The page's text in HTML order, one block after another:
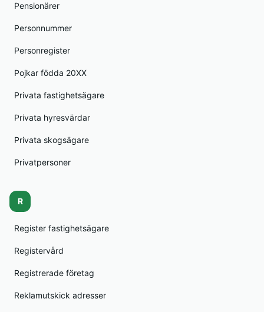
Pensionärer
Personnummer
Personregister
Pojkar födda 20XX
Privata fastighetsägare
Privata hyresvärdar
Privata skogsägare
Privatpersoner
R
Register fastighetsägare
Registervård
Registrerade företag
Reklamutskick adresser